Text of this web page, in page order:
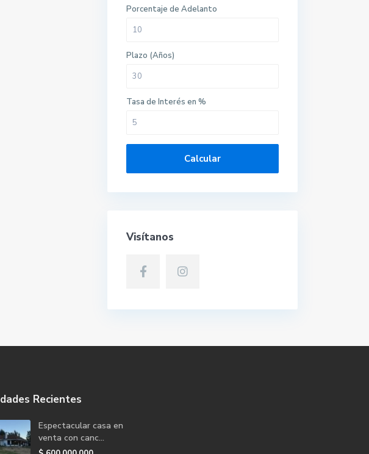
Porcentaje de Adelanto
Plazo (Años)
Tasa de Interés en %
Calcular
Visítanos
Recientes
Espectacular casa en
venta con canc...